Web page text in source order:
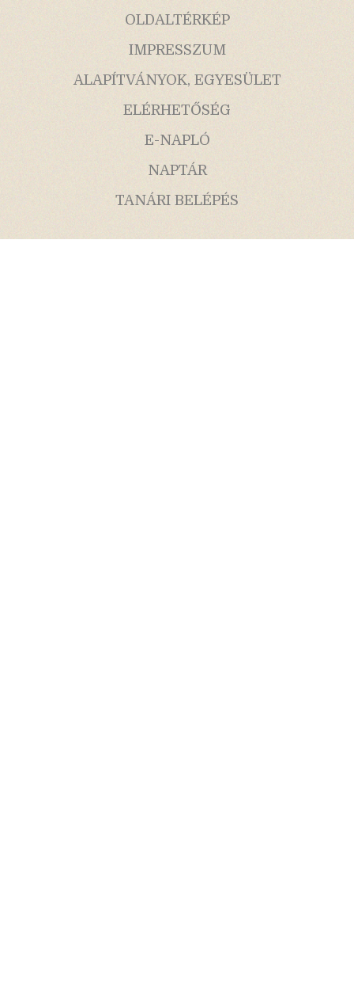
OLDALTÉRKÉP
IMPRESSZUM
ALAPÍTVÁNYOK, EGYESÜLET
ELÉRHETŐSÉG
E-NAPLÓ
NAPTÁR
TANÁRI BELÉPÉS